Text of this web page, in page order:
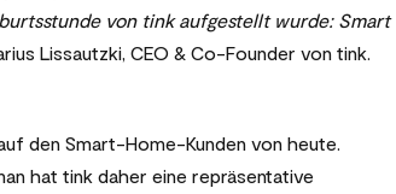
von tink aufgestellt wurde: Smart
Lissautzki, CEO & Co-Founder von tink.
den Smart-Home-Kunden von heute.
hat tink daher eine repräsentative